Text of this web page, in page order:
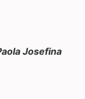
Josefina